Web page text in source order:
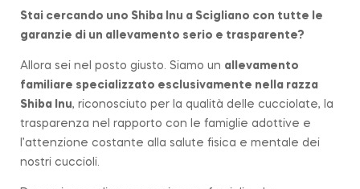
Stai cercando uno Shiba Inu a Scigliano con tutte le
garanzie di un allevamento serio e trasparente?
Allora sei nel posto giusto. Siamo un allevamento
familiare specializzato esclusivamente nella razza
Shiba Inu, riconosciuto per la qualità delle cucciolate, la
trasparenza nel rapporto con le famiglie adottive e
l’attenzione costante alla salute fisica e mentale dei
nostri cuccioli.